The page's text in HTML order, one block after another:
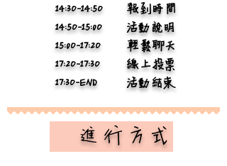
14:3O-14:5O
14:5O-15:0O
15:0O-17:2O
17:2O-17:3O
17:3O-END
報到時間
活動說明
輕鬆聊天
線上投票
活動結束
​ 進行方式